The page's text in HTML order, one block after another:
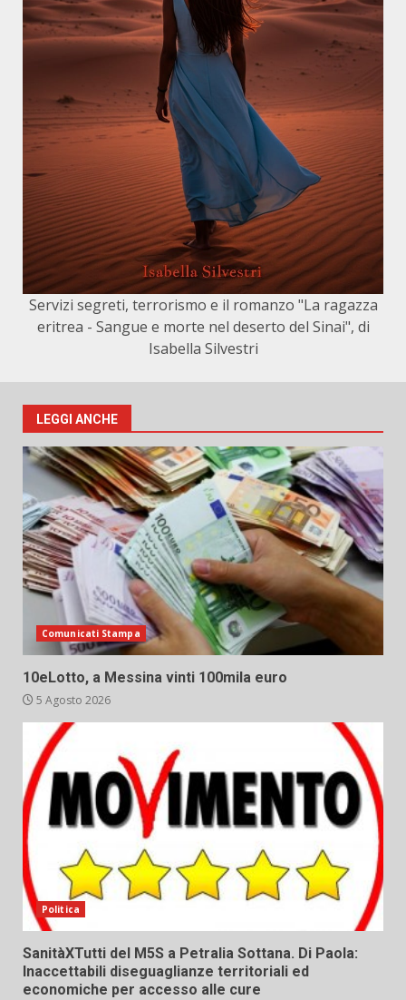
Servizi segreti, terrorismo e il romanzo "La ragazza
eritrea - Sangue e morte nel deserto del Sinai", di
Isabella Silvestri
LEGGI ANCHE
Comunicati Stampa
10eLotto, a Messina vinti 100mila euro
5 Agosto 2026
Politica
SanitàXTutti del M5S a Petralia Sottana. Di Paola:
Inaccettabili diseguaglianze territoriali ed
economiche per accesso alle cure